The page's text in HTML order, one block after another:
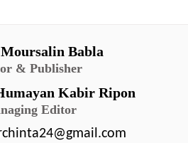
Babla
& Publisher
Kabir Ripon
Editor